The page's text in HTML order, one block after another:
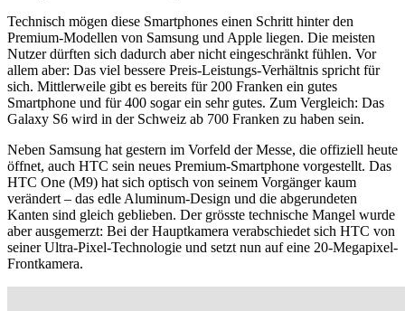
Technisch mögen diese Smartphones einen Schritt hinter den
Premium-Modellen von Samsung und Apple liegen. Die meisten
Nutzer dürften sich dadurch aber nicht eingeschränkt fühlen. Vor
allem aber: Das viel bessere Preis-Leistungs-Verhältnis spricht für
sich. Mittlerweile gibt es bereits für 200 Franken ein gutes
Smartphone und für 400 sogar ein sehr gutes. Zum Vergleich: Das
Galaxy S6 wird in der Schweiz ab 700 Franken zu haben sein.
Neben Samsung hat gestern im Vorfeld der Messe, die offiziell heute
öffnet, auch HTC sein neues Premium-Smartphone vorgestellt. Das
HTC One (M9) hat sich optisch von seinem Vorgänger kaum
verändert – das edle Aluminum-Design und die abgerundeten
Kanten sind gleich geblieben. Der grösste technische Mangel wurde
aber ausgemerzt: Bei der Hauptkamera verabschiedet sich HTC von
seiner Ultra-Pixel-Technologie und setzt nun auf eine 20-Megapixel-
Frontkamera.